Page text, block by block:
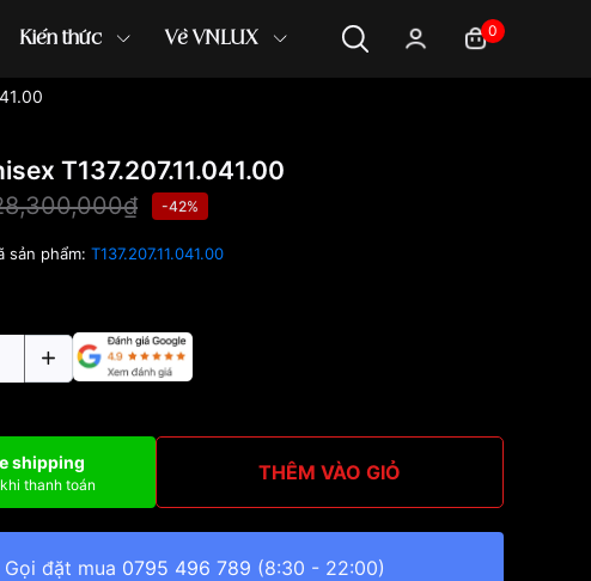
Kiến thức Về VNLUX 0
T137.207.11.041.00
-42%
sản phẩm: T137.207.11.041.00
shipping
thanh toán THÊM VÀO GIỎ
Gọi đặt mua 0795 496 789 (8:30 - 22:00)